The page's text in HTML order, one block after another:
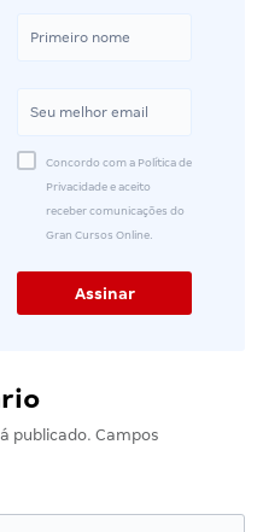
Concordo com a Política de
Privacidade e aceito
receber comunicações do
Gran Cursos Online.
publicado. Campos